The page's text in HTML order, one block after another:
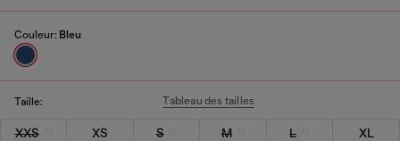
Couleur: Bleu
Taille: Tableau des tailles
XXS XS S M L
XL